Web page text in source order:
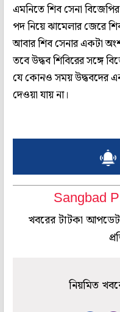
এমনিতে শিব সেনা
পদ নিয়ে ঝামেলার জেরে
আবার শিব সেনার একটা
তবে উদ্ধব শিবিরের সঙ্গে
যে কোনও সময় উদ্ধবদের
দেওয়া যায় না।
Sangbad
খবরের টাটকা
নিয়মিত